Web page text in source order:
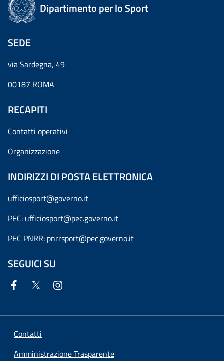
Dipartimento per lo Sport
SEDE
via Sardegna, 49
00187 ROMA
RECAPITI
Contatti operativi
Organizzazione
INDIRIZZI DI POSTA ELETTRONICA
ufficiosport@governo.it
PEC: ufficiosport@pec.governo.it
PEC PNRR: pnrrsport@pec.governo.it
SEGUICI SU
Contatti
Amministrazione Trasparente